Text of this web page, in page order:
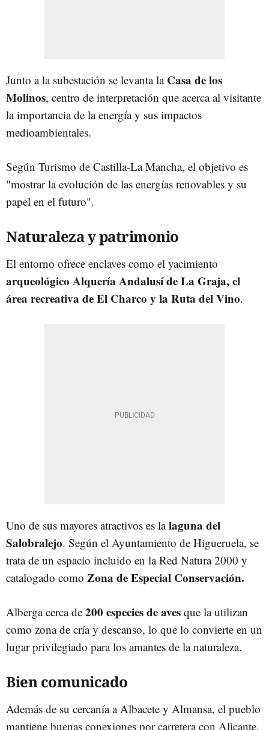
Junto a la subestación se levanta la Casa de los
Molinos, centro de interpretación que acerca al visitante
la importancia de la energía y sus impactos
medioambientales.
Según Turismo de Castilla-La Mancha, el objetivo es
"mostrar la evolución de las energías renovables y su
papel en el futuro".
Naturaleza y patrimonio
El entorno ofrece enclaves como el yacimiento
arqueológico Alquería Andalusí de La Graja, el
área recreativa de El Charco y la Ruta del Vino.
Uno de sus mayores atractivos es lalaguna del
Salobralejo. Según el Ayuntamiento de Higueruela, se
trata de un espacio incluido en la Red Natura 2000 y
catalogado como Zona de Especial Conservación.
Alberga cerca de 200 especies de aves que la utilizan
como zona de cría y descanso, lo que lo convierte en un
lugar privilegiado para los amantes de la naturaleza.
Bien comunicado
Además de su cercanía a Albacete y Almansa, el pueblo
mantiene buenas conexiones por carretera con Alicante.